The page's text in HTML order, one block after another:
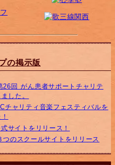
の掲示版
26回 がん患者サポートチャリテ
した。
チャリティ音楽フェスティバルを
サイトをリリース！
つのスクールサイトをリリース